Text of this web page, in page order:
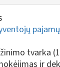
tvarka
ir